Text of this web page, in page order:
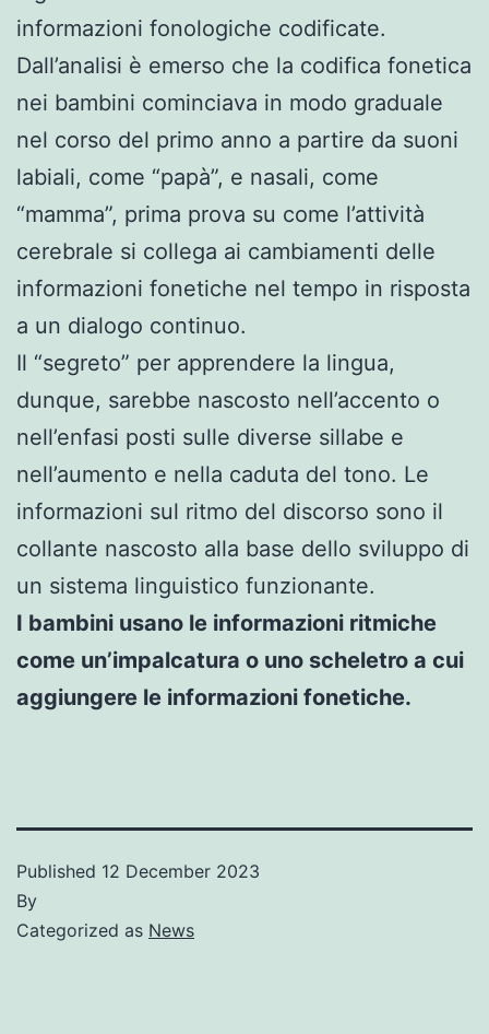
informazioni fonologiche codificate.
Dall’analisi è emerso che la codifica fonetica
nei bambini cominciava in modo graduale
nel corso del primo anno a partire da suoni
labiali, come “papà”, e nasali, come
“mamma”, prima prova su come l’attività
cerebrale si collega ai cambiamenti delle
informazioni fonetiche nel tempo in risposta
a un dialogo continuo.
Il “segreto” per apprendere la lingua,
dunque, sarebbe nascosto nell’accento o
nell’enfasi posti sulle diverse sillabe e
nell’aumento e nella caduta del tono. Le
informazioni sul ritmo del discorso sono il
collante nascosto alla base dello sviluppo di
un sistema linguistico funzionante.
I bambini usano le informazioni ritmiche
come un’impalcatura o uno scheletro a cui
aggiungere le informazioni fonetiche.
Published 12 December 2023
By
Categorized as News